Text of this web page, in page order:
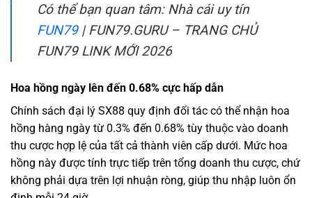
Có thể bạn quan tâm: Nhà cái uy tín
FUN79| FUN79.GURU – TRANG CHỦ
FUN79 LINK MỚI 2026
Hoa hồng ngày lên đến 0.68% cực hấp dẫn
Chính sách đại lý SX88 quy định đối tác có thể nhận hoa
hồng hàng ngày từ 0.3% đến 0.68% tùy thuộc vào doanh
thu cược hợp lệ của tất cả thành viên cấp dưới. Mức hoa
hồng này được tính trực tiếp trên tổng doanh thu cược, chứ
không phải dựa trên lợi nhuận ròng, giúp thu nhập luôn ổn